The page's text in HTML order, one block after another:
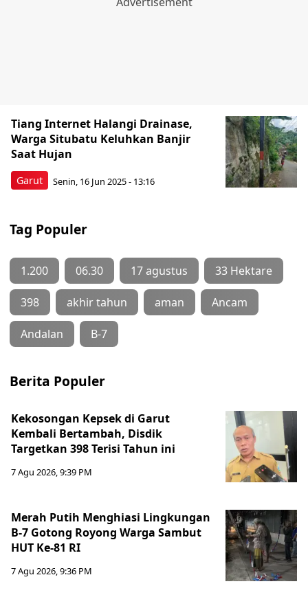
Garut
Tiang Internet Halangi Drainase,
Warga Situbatu Keluhkan Banjir
Saat Hujan
Senin, 16 Jun 2025 - 13:16
Tag Populer
1.200 06.30 17 agustus 33 Hektare
398 akhir tahun aman Ancam
Andalan B-7
Berita Populer
Kekosongan Kepsek di Garut
Kembali Bertambah, Disdik
Targetkan 398 Terisi Tahun ini
7 Agu 2026, 9:39 PM
Merah Putih Menghiasi Lingkungan
B-7 Gotong Royong Warga Sambut
HUT Ke-81 RI
7 Agu 2026, 9:36 PM